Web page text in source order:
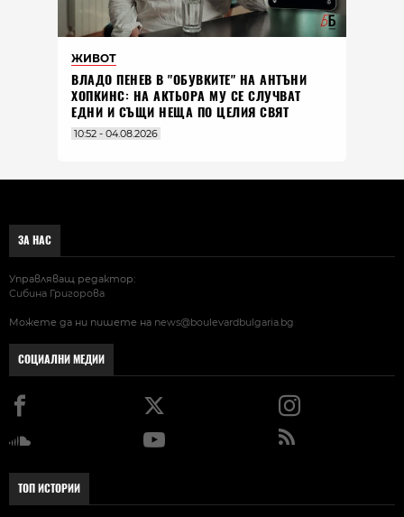
ЖИВОТ
ВЛАДO ПЕНЕВ В "ОБУВКИТЕ" НА АНТЪНИ
ХОПКИНС: НА АКТЬОРА МУ СЕ СЛУЧВАТ
ЕДНИ И СЪЩИ НЕЩА ПО ЦЕЛИЯ СВЯТ
10:52 - 04.08.2026
ЗА НАС
Управляващ редактор:
Сибина Григорова
Можете да ни пишете на news@boulevardbulgaria.bg
СОЦИАЛНИ МЕДИИ
ТОП ИСТОРИИ